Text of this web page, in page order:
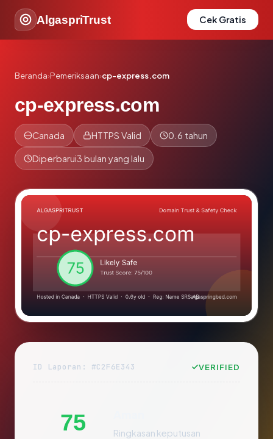
AlgaspriTrust Cek Gratis
Beranda›Pemeriksaan›cp-express.com
cp-express.com
Canada HTTPS Valid 0.6 tahun
Diperbarui3 bulan yang lalu
ID Laporan: #C2F6E343 VERIFIED
75 Ringkasan keputusan